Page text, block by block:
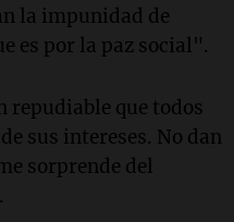
la impunidad de
es por la paz social".
repudiable que todos
sus intereses. No dan
sorprende del